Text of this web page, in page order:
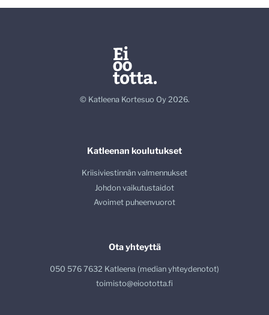
© Katleena Kortesuo Oy 2026.
Katleenan koulutukset
Kriisiviestinnän valmennukset
Johdon vaikutustaidot
Avoimet puheenvuorot
Ota yhteyttä
050 576 7632 Katleena (median yhteydenotot)
toimisto@eioototta.fi